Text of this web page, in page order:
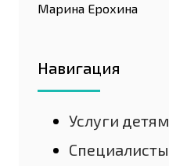
Марина Ерохина
Навигация
Услуги детям
Специалисты